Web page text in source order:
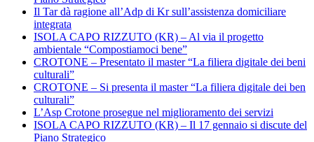
Il Tar dà ragione all’Adp di Kr sull’assistenza domiciliare
integrata
ISOLA CAPO RIZZUTO (KR) – Al via il progetto
ambientale “Compostiamoci bene”
CROTONE – Presentato il master “La filiera digitale dei beni
culturali”
CROTONE – Si presenta il master “La filiera digitale dei ben
culturali”
L’Asp Crotone prosegue nel miglioramento dei servizi
ISOLA CAPO RIZZUTO (KR) – Il 17 gennaio si discute del
Piano Strategico